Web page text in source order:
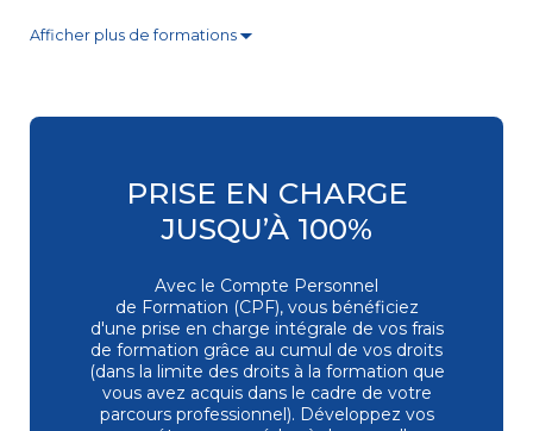
Bureautique
9 4,6/5
Présentiel
Classe à
distance
Excel - Programmer en VBA Top ventes
EXC-VB | Expertise
1 393 €
9 4,6/5
26/08/2026 - Paris La Défense
Présentiel Classe à
distance
Afficher plus de formations▼
PRISE EN CHARGE
JUSQU’À 100%
Avec le Compte Personnel
de Formation (CPF), vous bénéficiez
d'une prise en charge intégrale de vos frais
de formation grâce au cumul de vos droits
(dans la limite des droits à la formation que
vous avez acquis dans le cadre de votre
parcours professionnel). Développez vos